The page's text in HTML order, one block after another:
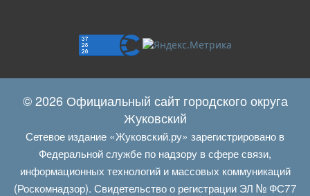
© 2026 Официальный сайт городского округа
Жуковский
Сетевое издание «Жуковский.ру» зарегистрировано в
Федеральной службе по надзору в сфере связи,
информационных технологий и массовых коммуникаций
(Роскомнадзор). Свидетельство о регистрации ЭЛ № ФС77